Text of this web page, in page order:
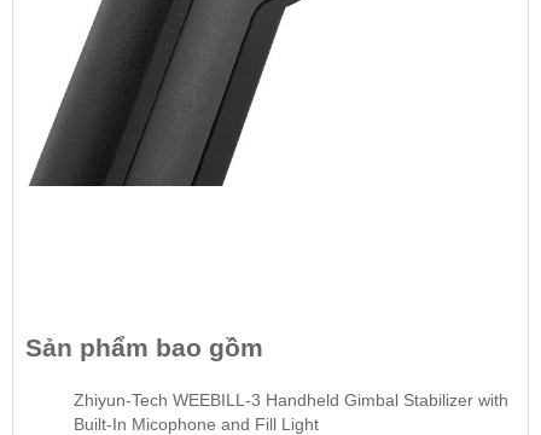
Sản phẩm bao gồm
Zhiyun-Tech WEEBILL-3 Handheld Gimbal Stabilizer with
Built-In Micophone and Fill Light